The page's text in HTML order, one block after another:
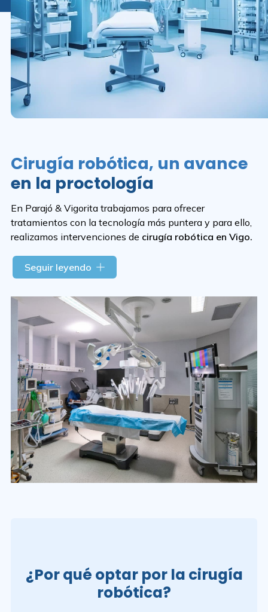
Cirugía robótica, un avance
en la proctología
En Parajó & Vigorita trabajamos para ofrecer
tratamientos con la tecnología más puntera y para ello,
realizamos intervenciones de cirugía robótica en Vigo.
Empleamos el robot Da Vinci,
compuesto por una consola manejada por el cirujano,
paciente y que permite realizar una amplia variedad de
procedimientos, incluyendo la extirpación de tumores
en colon, recto, hígado, estómago y páncreas. Es ideal
para intervenciones vinculadas a
trastornos del suelo
pélvico, cirugía bariátrica y de la pared abdominal.
Seguir leyendo
¿Por qué optar por la cirugía
robótica?